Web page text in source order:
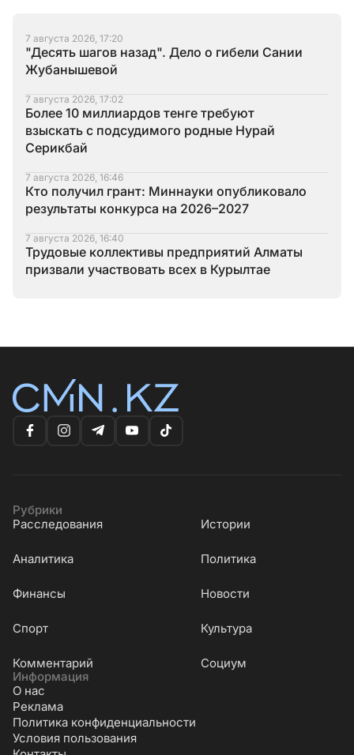
7 августа 2026, 17:20
"Десять шагов назад". Дело о гибели Сании
Жубанышевой
7 августа 2026, 17:02
Более 10 миллиардов тенге требуют
взыскать с подсудимого родные Нурай
Серикбай
7 августа 2026, 16:46
Кто получил грант: Миннауки опубликовало
результаты конкурса на 2026–2027
7 августа 2026, 16:40
Трудовые коллективы предприятий Алматы
призвали участвовать всех в Курылтае
Рубрики
Расследования
Истории
Аналитика Политика
Финансы Новости
Cпорт Культура
Комментарий
Социум
Информация
О нас
Реклама
Политика конфиденциальности
Условия пользования